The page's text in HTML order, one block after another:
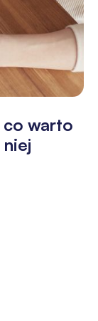
co warto